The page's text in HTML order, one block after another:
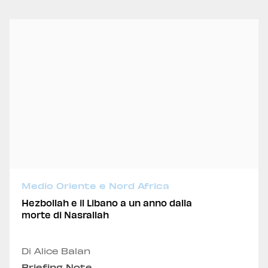
Medio Oriente e Nord Africa
Hezbollah e il Libano a un anno dalla
morte di Nasrallah
Di Alice Balan